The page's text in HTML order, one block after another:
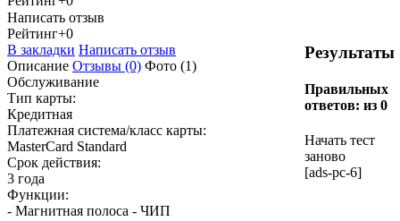
Написать отзыв
Результаты
Правильных
ответов: из 0
Начать тест
заново
[ads-pc-6]
Рейтинг+0
В закладки Написать отзыв
Описание Отзывы (0) Фото (1)
Обслуживание
Тип карты:
Кредитная
Платежная система/класс карты:
MasterCard Standard
Срок действия:
3 года
Функции:
- Магнитная полоса - ЧИП